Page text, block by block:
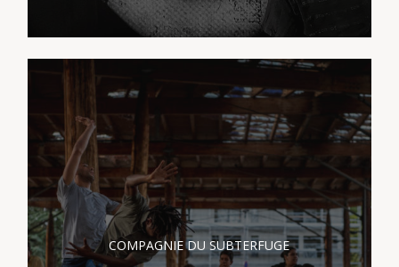
COMPAGNIE DU SUBTERFUGE
PRÉSENTATION
COMPAGNIE DU
SUBTERFUGE